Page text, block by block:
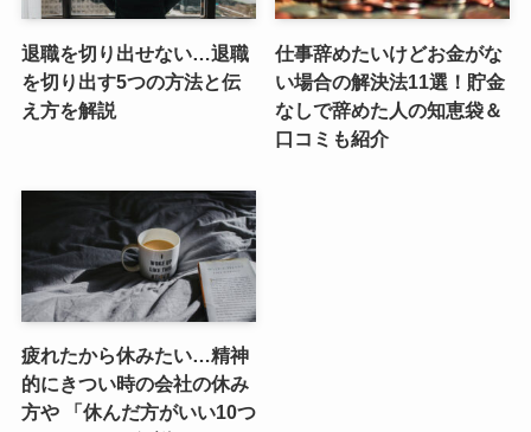
退職を切り出せない…退職
を切り出す5つの方法と伝
え方を解説
仕事辞めたいけどお金がな
い場合の解決法11選！貯金
なしで辞めた人の知恵袋＆
口コミも紹介
疲れたから休みたい…精神
的にきつい時の会社の休み
方や 「休んだ方がいい10つ